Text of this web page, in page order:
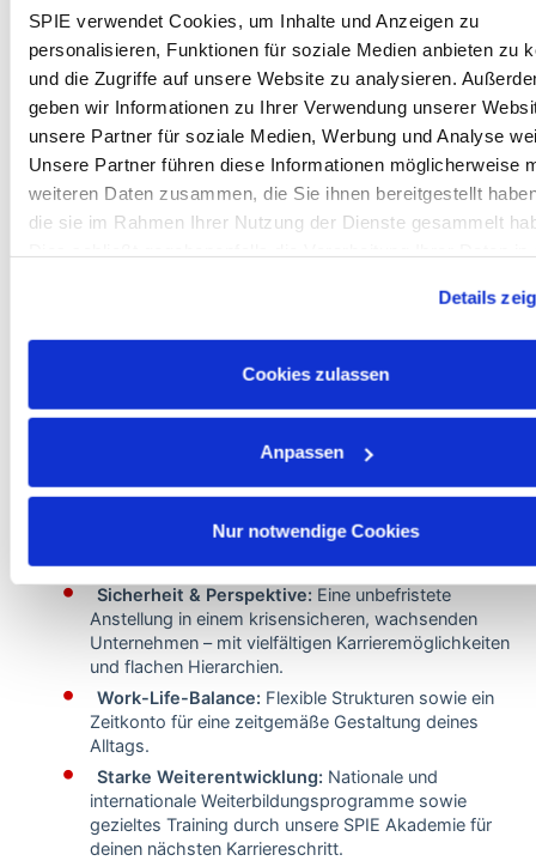
SPIE verwendet Cookies, um Inhalte und Anzeigen zu
personalisieren, Funktionen für soziale Medien anbieten zu
und die Zugriffe auf unsere Website zu analysieren.
geben wir Informationen zu Ihrer Verwendung unserer
unsere Partner für soziale Medien, Werbung und Analyse
Unsere Partner führen diese Informationen möglicherweise
weiteren Daten zusammen, die Sie ihnen bereitgestellt
die sie im Rahmen Ihrer Nutzung der Dienste gesammelt
Details
Cookies zulassen
Anpassen
Nur notwendige Cookies
Your Profile:
Ausbildung:Sie verfügen über eine
abgeschlossene Ausbildung im Bereich
Elektronik, IT-Systemelektronik,
Informationselektronik, Nachrichtentechnik oder
einer vergleichbaren Fachrichtung.
Erfahrung: Erste berufliche Erfahrung im
industriellen oder gewerblichen
Installationsbetrieb ist von Vorteil.
Sie zeichnen sich durch
Persönlichkeit aus und überzeugen durch Ihre
sorgfältige Arbeitsweise.
We Offer:
sowie komfortable
Rahmenbedingungen gemäß Tarifvertrag
Tarifentgelt, Urlaubs-/Weihnachtsgeld, tariflichem
Urlaub, Zeitkonto und Zuschlägen).
Sicherheit & Perspektive: Eine unbefristete
Anstellung in einem krisensicheren, wachsenden
Unternehmen – mit vielfältigen Karrieremöglichkeiten
und flachen Hierarchien.
Work-Life-Balance: Flexible Strukturen sowie ein
Zeitkonto für eine zeitgemäße Gestaltung deines
Alltags.
Starke Weiterentwicklung: Nationale und
internationale Weiterbildungsprogramme sowie
gezieltes Training durch unsere SPIE Akademie für
deinen nächsten Karriereschritt.